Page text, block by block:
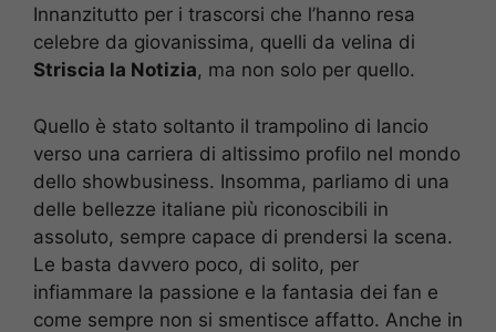
Innanzitutto per i trascorsi che l’hanno resa
celebre da giovanissima, quelli da velina di
Striscia la Notizia, ma non solo per quello.
Quello è stato soltanto il trampolino di lancio
verso una carriera di altissimo profilo nel mondo
dello showbusiness. Insomma, parliamo di una
delle bellezze italiane più riconoscibili in
assoluto, sempre capace di prendersi la scena.
Le basta davvero poco, di solito, per
infiammare la passione e la fantasia dei fan e
come sempre non si smentisce affatto. Anche in